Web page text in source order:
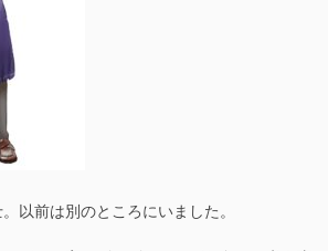
以前は別のところにいました。